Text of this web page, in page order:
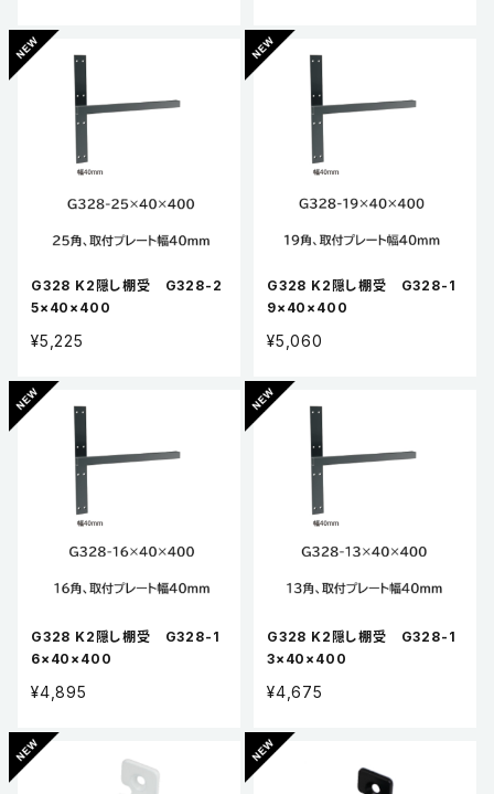
G328 K2隠し棚受 G328-2
5×40×400
¥5,225
G328 K2隠し棚受 G328-1
9×40×400
¥5,060
G328 K2隠し棚受 G328-1
6×40×400
¥4,895
G328 K2隠し棚受 G328-1
3×40×400
¥4,675